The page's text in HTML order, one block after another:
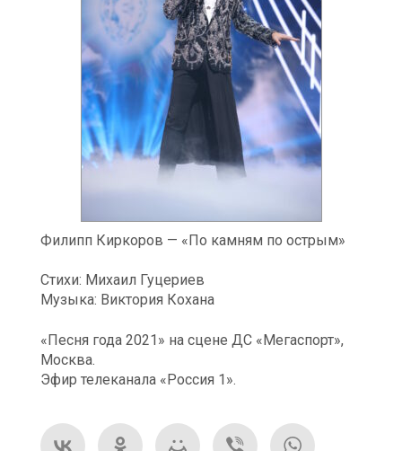
Филипп Киркоров — «По камням по острым»
Стихи: Михаил Гуцериев
Музыка: Виктория Кохана
«Песня года 2021» на сцене ДС «Мегаспорт»,
Москва.
Эфир телеканала «Россия 1».